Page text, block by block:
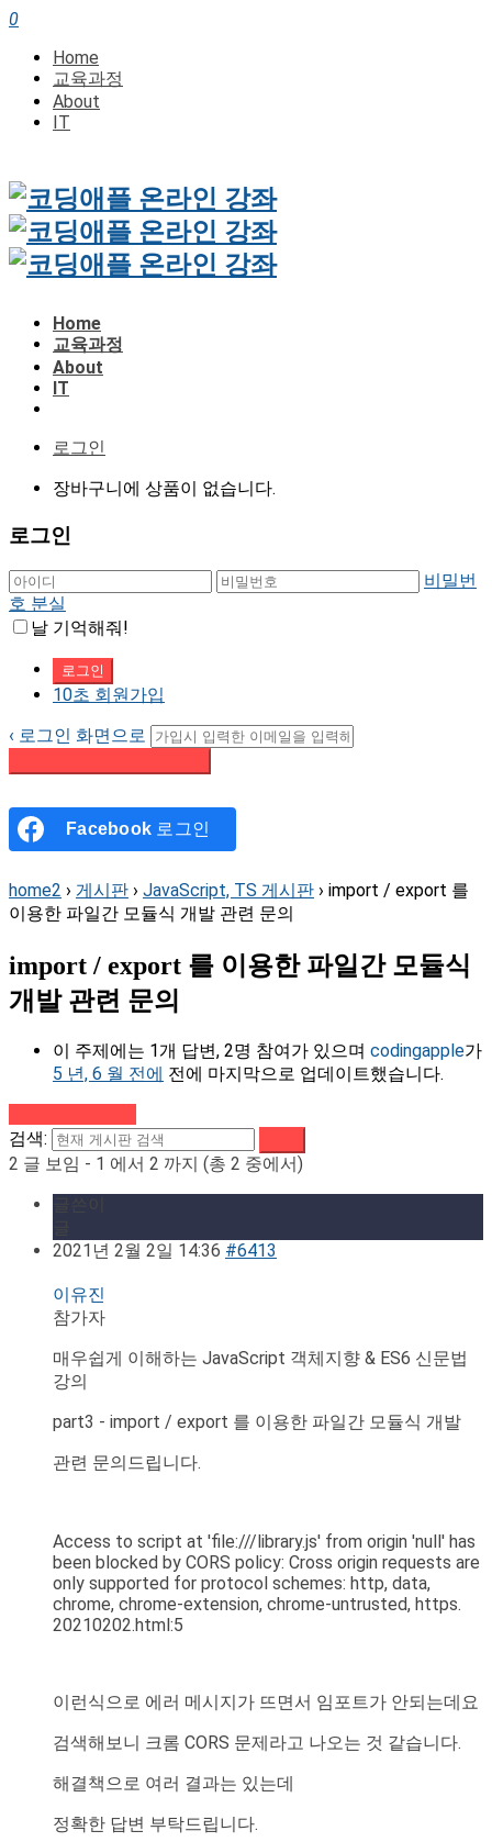
0
Home
교육과정
About
IT
Home
교육과정
About
IT
로그인
장바구니에 상품이 없습니다.
로그인
비밀번
호 분실
날 기억해줘!
10초 회원가입
‹ 로그인 화면으로
Facebook 로그인
home2 › 게시판 › JavaScript, TS 게시판 › import / export 를
이용한 파일간 모듈식 개발 관련 문의
import / export 를 이용한 파일간 모듈식
개발 관련 문의
이 주제에는 1개 답변, 2명 참여가 있으며 codingapple가
5 년, 6 월 전에 전에 마지막으로 업데이트했습니다.
검색:
2 글 보임 - 1 에서 2 까지 (총 2 중에서)
2021년 2월 2일 14:36 #6413
이유진
참가자
매우쉽게 이해하는 JavaScript 객체지향 & ES6 신문법
강의
part3 - import / export 를 이용한 파일간 모듈식 개발
관련 문의드립니다.
Access to script at 'file:///library.js' from origin 'null' has
been blocked by CORS policy: Cross origin requests are
only supported for protocol schemes: http, data,
chrome, chrome-extension, chrome-untrusted, https.
20210202.html:5
이런식으로 에러 메시지가 뜨면서 임포트가 안되는데요
검색해보니 크롬 CORS 문제라고 나오는 것 같습니다.
해결책으로 여러 결과는 있는데
정확한 답변 부탁드립니다.